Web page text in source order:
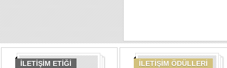
İLETİŞİM ETİĞİ İLETİŞİM ÖDÜLLERİ